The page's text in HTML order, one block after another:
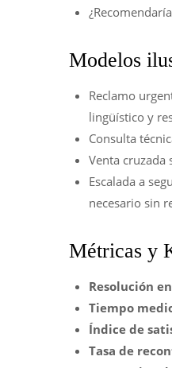
Modelos
Reclamo
lingüístico y
Consulta
Venta
Escalada a
necesario sin
Métricas y
Resolución
Tiempo
Índice de
Tasa de